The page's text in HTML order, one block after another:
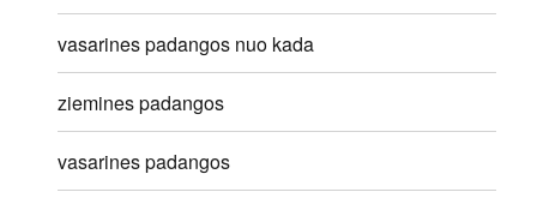
vasarines padangos nuo kada
ziemines padangos
vasarines padangos